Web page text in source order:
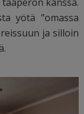
yötä ”omassa
ja silloin